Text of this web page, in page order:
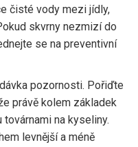
čisté vody mezi jídly,
skvrny nezmizí do
se na preventivní
pozornosti. Pořiďte
právě kolem základek
továrnami na kyseliny.
levnější a méně